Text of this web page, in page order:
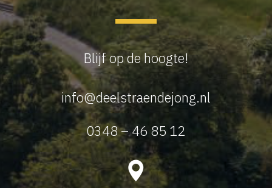
Blijf op de hoogte!
info@deelstraendejong.nl
0348 – 46 85 12